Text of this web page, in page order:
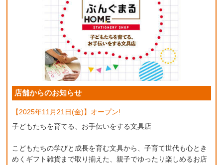
店舗からのお知らせ
【2025年11月21日(金)】オープン!
子どもたちを育てる、お手伝いをする文具店
こどもたちの学びと成長を育む文具から、子育て世代も心とき
めくギフト雑貨まで取り揃えた、親子でゆったり楽しめるお店